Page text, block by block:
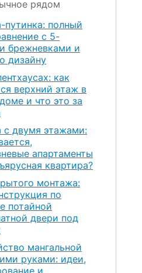
рядом
путинка: полный
с 5-
брежневками и
дизайну
как
верхний этаж в
и что это за
с двумя этажами:
апартаменты
квартира?
монтажа:
по
потайной
двери под
мангальной
руками: идеи,
и